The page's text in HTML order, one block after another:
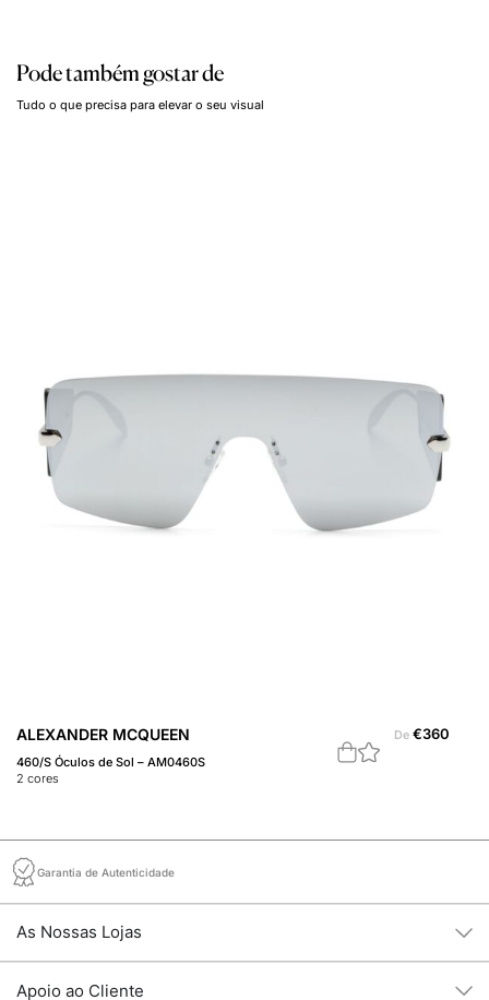
Pode também gostar de
Tudo o que precisa para elevar o seu visual
ALEXANDER MCQUEEN
460/S Óculos de Sol – AM0460S
2 cores
De €360
Garantia de Autenticidade
As Nossas Lojas
Apoio ao Cliente